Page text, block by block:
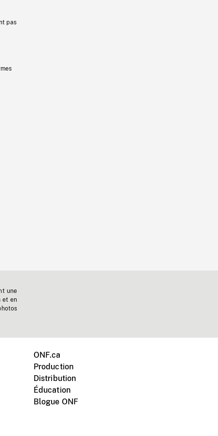
pas
une
et en
ONF.ca
Production
Distribution
Éducation
Blogue ONF